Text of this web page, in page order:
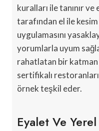
kuralları ile tanınır
tarafından el ile
uygulamasını
yorumlarla uyum
rahatlatan bir
sertifikalı
örnek teşkil eder.
Eyalet Ve